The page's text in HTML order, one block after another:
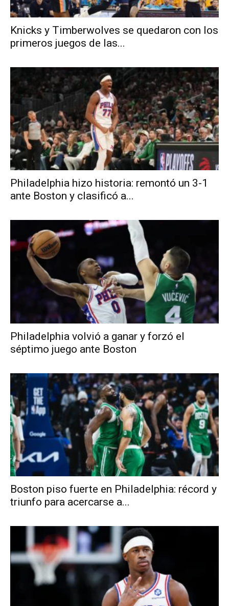
Knicks y Timberwolves se quedaron con los
primeros juegos de las...
Philadelphia hizo historia: remontó un 3-1
ante Boston y clasificó a...
Philadelphia volvió a ganar y forzó el
séptimo juego ante Boston
Boston piso fuerte en Philadelphia: récord y
triunfo para acercarse a...